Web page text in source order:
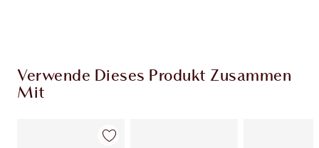
Verwende Dieses Produkt Zusammen
Mit